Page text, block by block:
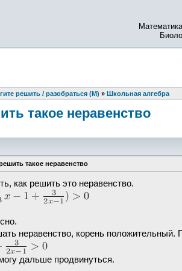
решить / разобраться (М) » Школьная алгебра
такое неравенство
такое неравенство
как решить это неравенство.
неравенство, корень положительный.
дальше продвинуться.